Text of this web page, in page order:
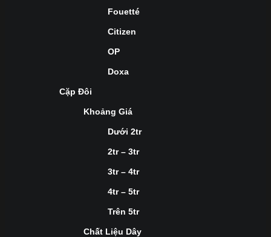
Fouetté
Citizen
OP
Doxa
Cặp Đôi
Khoảng Giá
Dưới 2tr
2tr – 3tr
3tr – 4tr
4tr – 5tr
Trên 5tr
Chất Liệu Dây